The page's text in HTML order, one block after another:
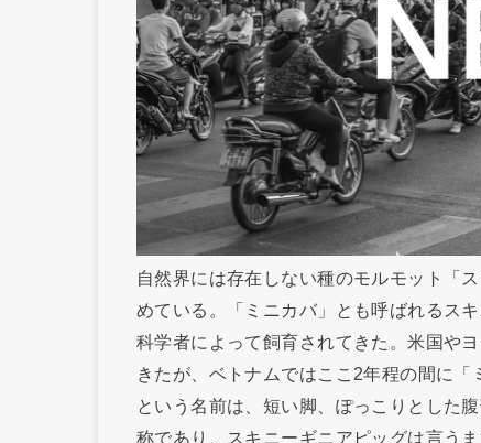
自然界には存在しない種のモルモット「
めている。「ミニカバ」とも呼ばれるス
科学者によって飼育されてきた。米国や
きたが、ベトナムではここ2年程の間に
という名前は、短い脚、ぽっこりとした
称であり、スキニーギニアピッグは言う